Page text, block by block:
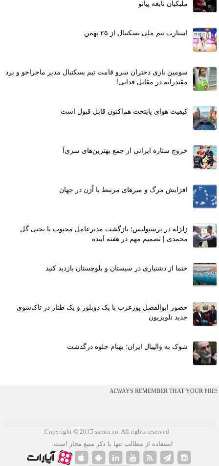
ملیکیان نابغه پیانو
استارت تیم ملی بسکتبال از ۲۵ بهمن
سومین بازی دختران سرو قامت تیم بسکتبال مدیر ماجراجو و برد
مقتدرانه در مقابل فدایی!
کیفیت هوای پایتخت هم‌اکنون قابل قبول است
خروج ستاره ایرانی از جمع بهترین‌های سری‌آ
افزایش مرگ و میرهای مرتبط با اُزن در جهان
زلزله در پرسپولیس؛ بازگشت مدیرعامل محبوب با یحیی گل
محمدی | تصمیم مهم در هفته آینده
حتما از دشتیاری در سیستان و بلوچستان بازدید کنید
حضور ابوالفضل پورعرب با یک دوبلور و یک طناز در تاک‌شوی
جدید تلویزیون
شوک به والیبال ایران؛ بهنام جلوه درگذشت
ALWAYS REMEMBER THAT YOUR
.Copyright © 2015 samin.co. All rights reserved
استفاده از مطالب تنها با ذکر منبع مجاز است.